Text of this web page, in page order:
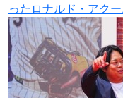
ったロナルド・アク